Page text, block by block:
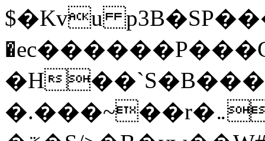
$�Kvu
�H
�.���~��r�޼�}�܅�mؕWu���K}